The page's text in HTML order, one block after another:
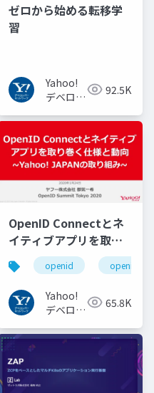
ゼロから始める転移学
習
Yahoo!
デベロッ
トワーク
92.5K
OpenID Connectとネ
イティブアプリを取り
巻く仕様と動向 Yahoo!
JAPANの取り組み
#openid
#openid_tokyo
openid
Yahoo!
デベロッ
トワーク
65.8K